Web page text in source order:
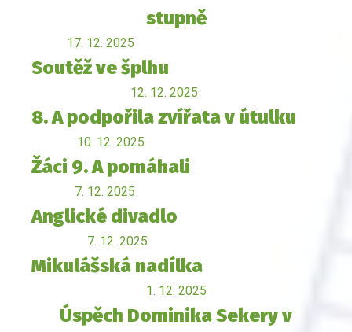
stupně
17. 12. 2025
Soutěž ve šplhu
12. 12. 2025
8. A podpořila zvířata v útulku
10. 12. 2025
Žáci 9. A pomáhali
7. 12. 2025
Anglické divadlo
7. 12. 2025
Mikulášská nadílka
1. 12. 2025
Úspěch Dominika Sekery v